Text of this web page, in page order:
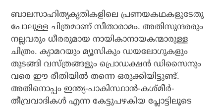
ബാലസാഹിത്യകൃതികളിലെ പ്രണയകഥകളുടേതു
പോലുള്ള ചിത്രമാണ് സീതാരാമം. അതിസുന്ദരരും
നല്ലവരും ധീരരുമായ നായികാനായകന്മാരുള്ള
ചിത്രം. ക്യാമറയും മ്യൂസികും ഡയലോഗുകളും
തുടങ്ങി വസ്ത്രങ്ങളും പ്രൊഡക്ഷന്‍ ഡിസൈനും
വരെ ഈ രീതിയില്‍ തന്നെ ഒരുക്കിയിട്ടുണ്ട്.
അതിനൊപ്പം ഇന്ത്യ-പാകിസ്ഥാന്‍-കശ്മീര്‍-
തീവ്രവാദികള്‍ എന്ന കേട്ടുപഴകിയ പ്ലോട്ടിലൂടെ